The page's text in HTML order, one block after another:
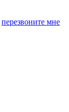
перезвоните мне